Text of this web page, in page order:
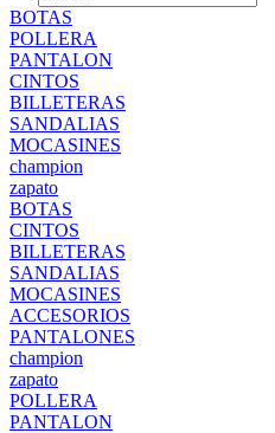
BOTAS
POLLERA
PANTALON
CINTOS
BILLETERAS
SANDALIAS
MOCASINES
champion
zapato
BOTAS
CINTOS
BILLETERAS
SANDALIAS
MOCASINES
ACCESORIOS
PANTALONES
champion
zapato
POLLERA
PANTALON